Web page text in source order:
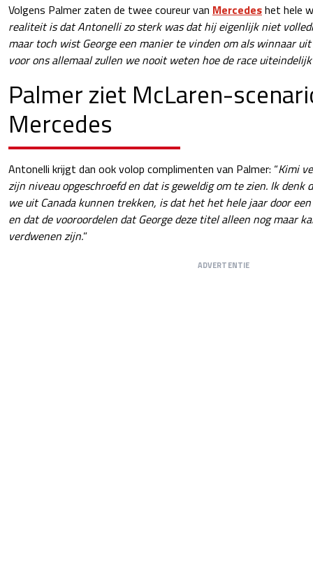
Volgens Palmer zaten de twee coureur van Mercedeshet hele
realiteit is dat Antonelli zo sterk was dat hij eigenlijk niet
maar toch wist George een manier te vinden om als winnaar
voor ons allemaal zullen we nooit weten hoe de race
Palmer ziet McLaren-
Mercedes
Antonelli krijgt dan ook volop complimenten van Palmer: “Kimi
zijn niveau opgeschroefd en dat is geweldig om te zien. Ik denk
we uit Canada kunnen trekken, is dat het het hele jaar door
en dat de vooroordelen dat George deze titel alleen nog maar
verdwenen zijn.”
ADVERTENTIE